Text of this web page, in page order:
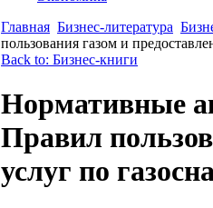
Главная Бизнес-литература
пользования газом и
Back to: Бизнес-книги
Нормативные
Правил
услуг по